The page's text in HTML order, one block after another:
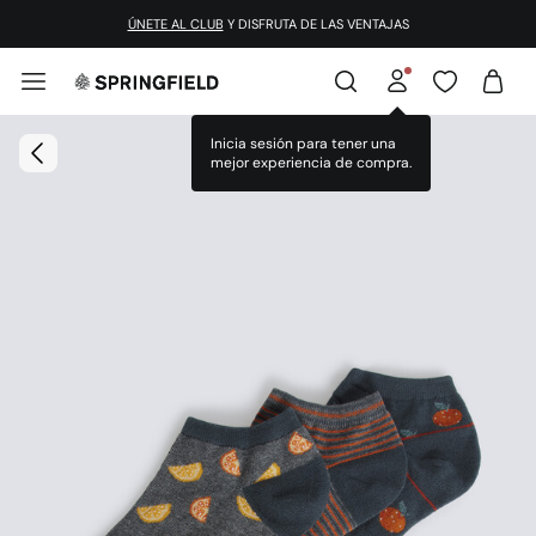
ÚNETE AL CLUB Y DISFRUTA DE LAS VENTAJAS
Inicia sesión para tener una
mejor experiencia de compra.